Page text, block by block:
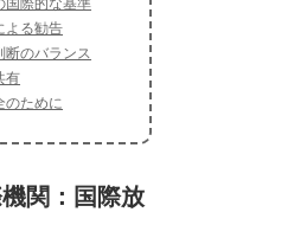
国際的な基準
よる勧告
断のバランス
有
のために
関：国際放